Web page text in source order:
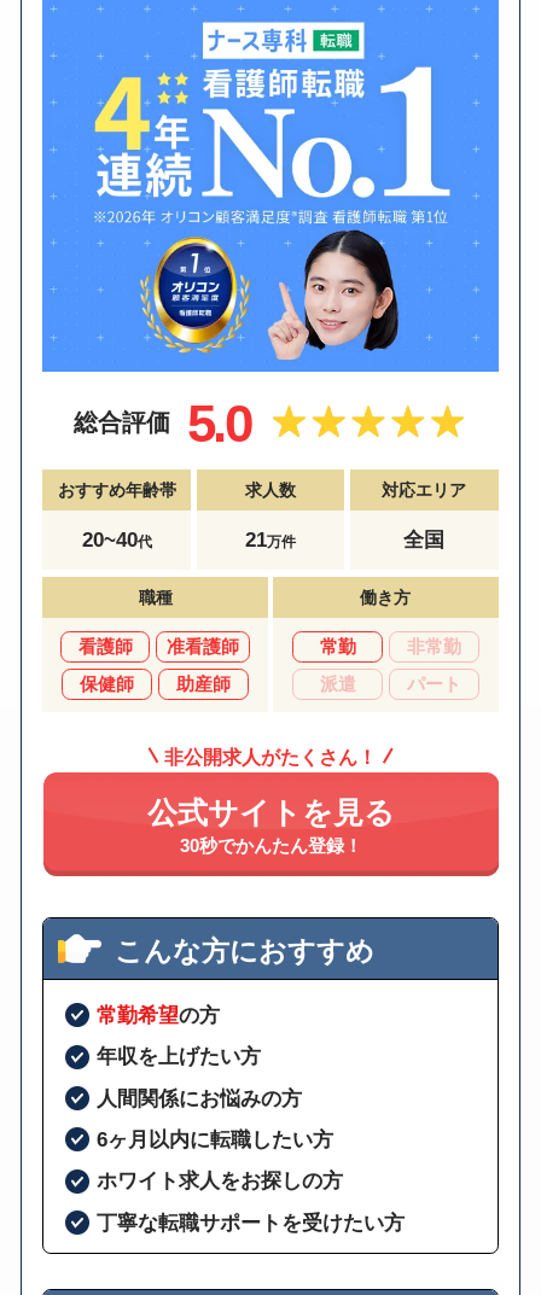
総合評価 5.0
おすすめ年齢帯
20~40代
求人数
21万件
対応エリア
全国
職種
看護師
准看護師
保健師
助産師
働き方
常勤
非常勤
派遣
パート
非公開求人がたくさん！
公式サイトを見る
30秒でかんたん登録！
こんな方におすすめ
常勤希望の方
年収を上げたい方
人間関係にお悩みの方
6ヶ月以内に転職したい方
ホワイト求人をお探しの方
丁寧な転職サポートを受けたい方